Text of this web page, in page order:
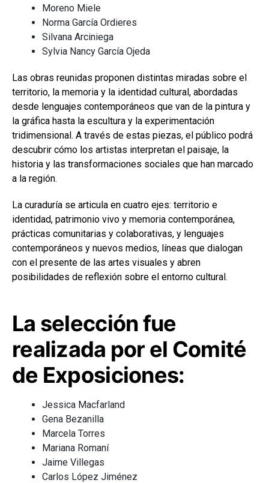
Moreno Miele
Norma García Ordieres
Silvana Arciniega
Sylvia Nancy García Ojeda
Las obras reunidas proponen distintas miradas sobre el
territorio, la memoria y la identidad cultural, abordadas
desde lenguajes contemporáneos que van de la pintura y
la gráfica hasta la escultura y la experimentación
tridimensional. A través de estas piezas, el público podrá
descubrir cómo los artistas interpretan el paisaje, la
historia y las transformaciones sociales que han marcado
a la región.
La curaduría se articula en cuatro ejes: territorio e
identidad, patrimonio vivo y memoria contemporánea,
prácticas comunitarias y colaborativas, y lenguajes
contemporáneos y nuevos medios, líneas que dialogan
con el presente de las artes visuales y abren
posibilidades de reflexión sobre el entorno cultural.
La selección fue
realizada por el Comité
de Exposiciones:
Jessica Macfarland
Gena Bezanilla
Marcela Torres
Mariana Romaní
Jaime Villegas
Carlos López Jiménez